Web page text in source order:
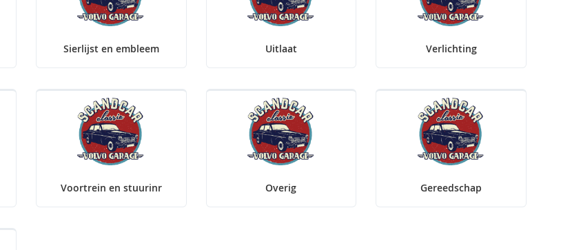
Sierlijst en embleem Uitlaat Verlichting
Voortrein en stuurinr Overig Gereedschap